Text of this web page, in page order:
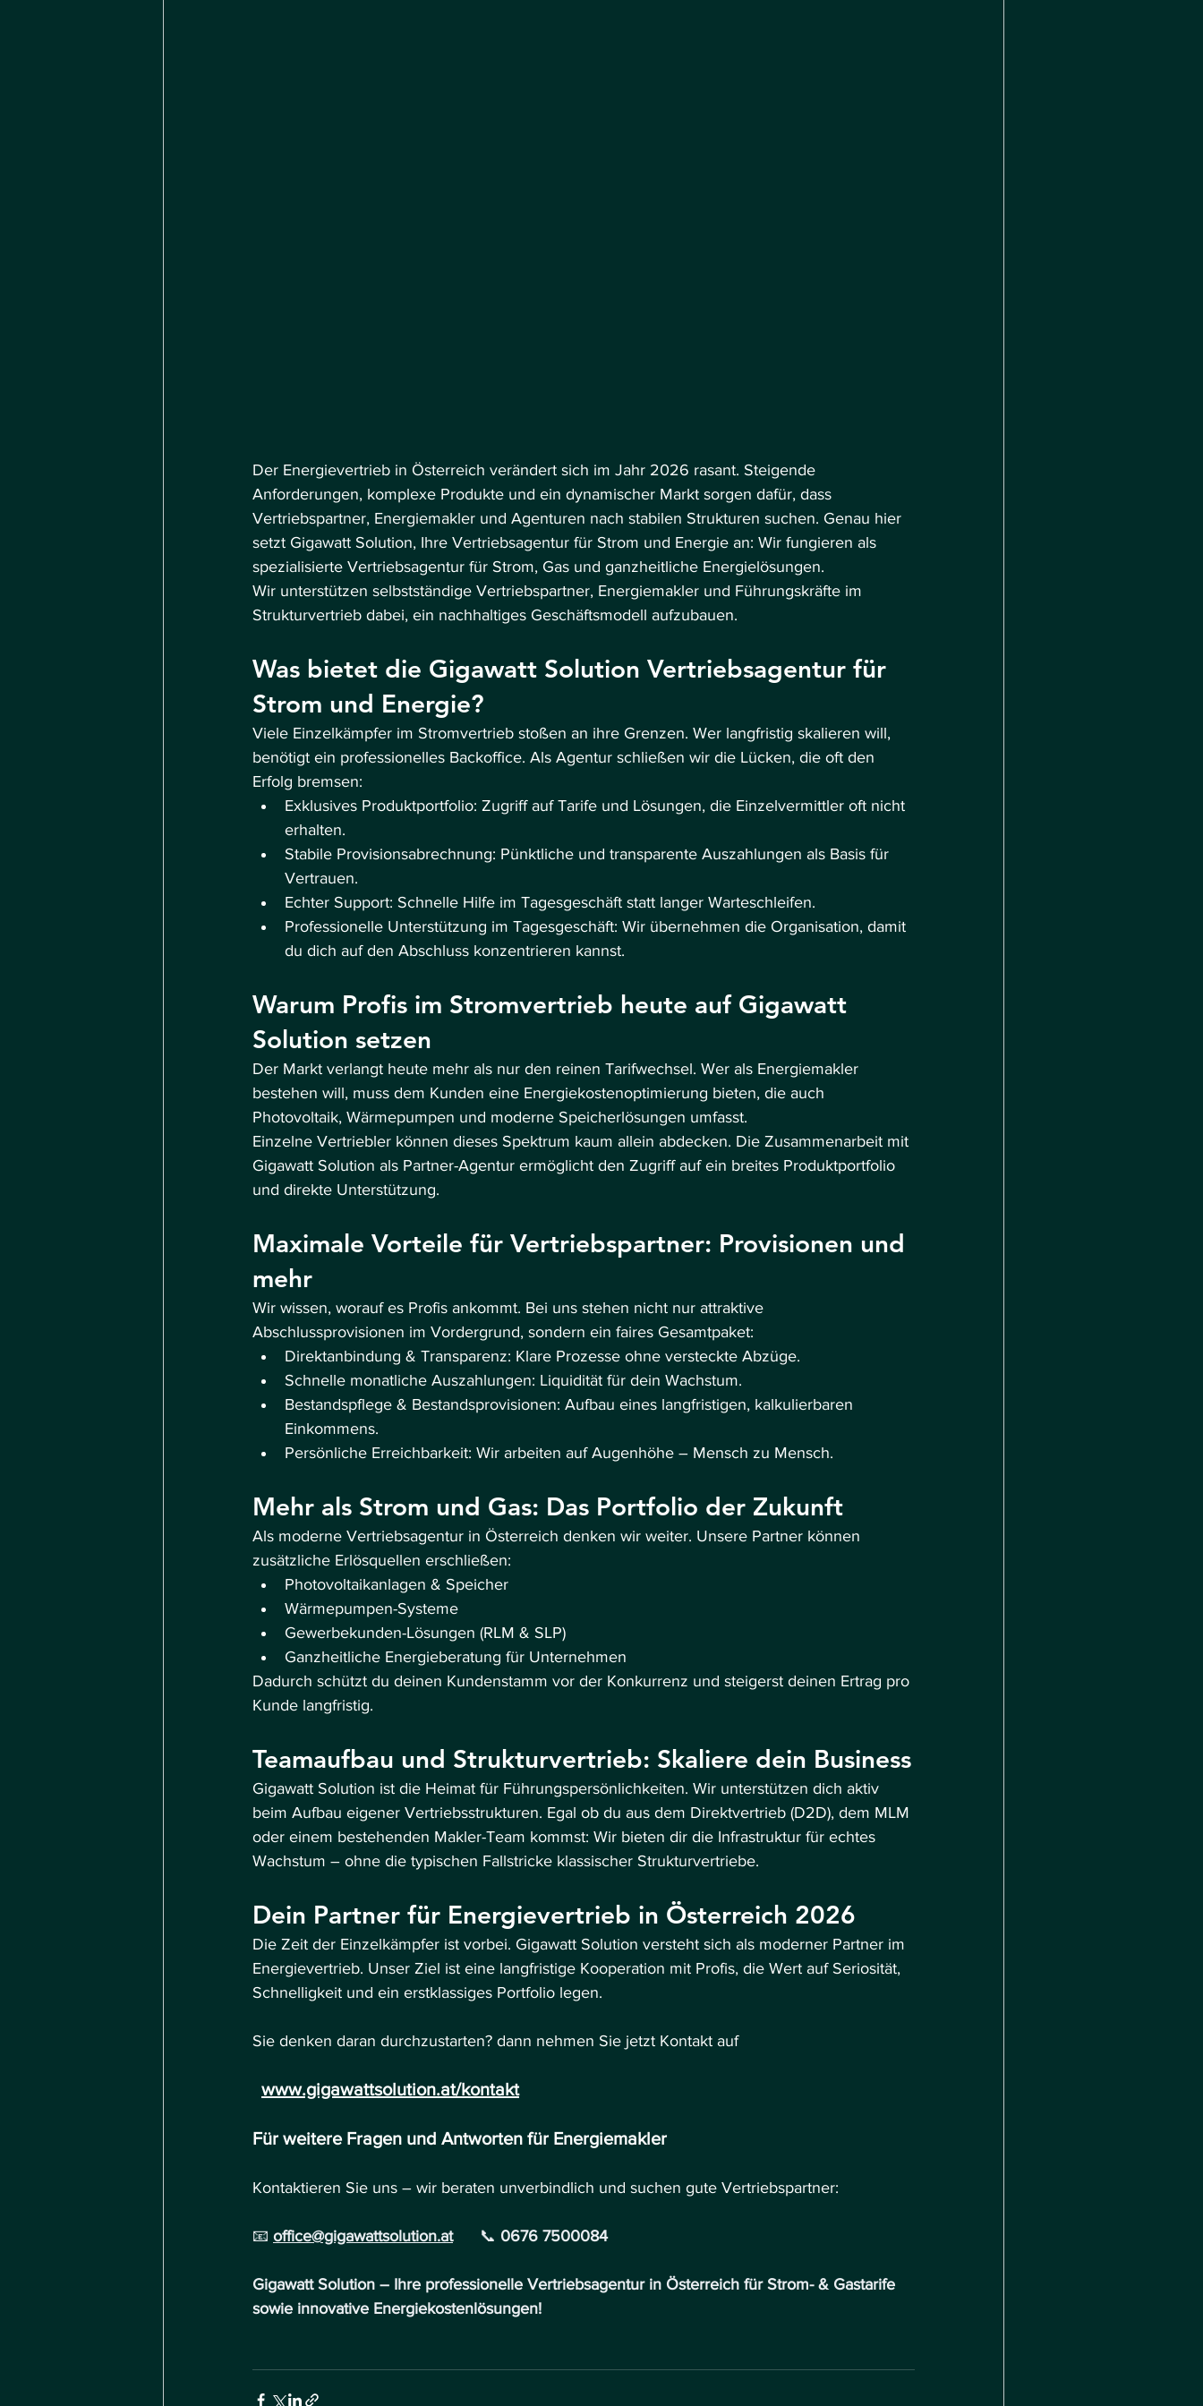
Der Energievertrieb in Österreich verändert sich im Jahr 2026 rasant. Steigende
Anforderungen, komplexe Produkte und ein dynamischer Markt sorgen dafür, dass
Vertriebspartner, Energiemakler und Agenturen nach stabilen Strukturen suchen. Genau hier
setzt Gigawatt Solution, Ihre Vertriebsagentur für Strom und Energie an: Wir fungieren als
spezialisierte Vertriebsagentur für Strom, Gas und ganzheitliche Energielösungen.
Wir unterstützen selbstständige Vertriebspartner, Energiemakler und Führungskräfte im
Strukturvertrieb dabei, ein nachhaltiges Geschäftsmodell aufzubauen.
Was bietet die Gigawatt Solution Vertriebsagentur für
Strom und Energie?
Viele Einzelkämpfer im Stromvertrieb stoßen an ihre Grenzen. Wer langfristig skalieren will,
benötigt ein professionelles Backoffice. Als Agentur schließen wir die Lücken, die oft den
Erfolg bremsen:
Exklusives Produktportfolio: Zugriff auf Tarife und Lösungen, die Einzelvermittler oft nicht
erhalten.
Stabile Provisionsabrechnung: Pünktliche und transparente Auszahlungen als Basis für
Vertrauen.
Echter Support: Schnelle Hilfe im Tagesgeschäft statt langer Warteschleifen.
Professionelle Unterstützung im Tagesgeschäft: Wir übernehmen die Organisation, damit
du dich auf den Abschluss konzentrieren kannst.
Warum Profis im Stromvertrieb heute auf Gigawatt
Solution setzen
Der Markt verlangt heute mehr als nur den reinen Tarifwechsel. Wer als Energiemakler
bestehen will, muss dem Kunden eine Energiekostenoptimierung bieten, die auch
Photovoltaik, Wärmepumpen und moderne Speicherlösungen umfasst.
Einzelne Vertriebler können dieses Spektrum kaum allein abdecken. Die Zusammenarbeit mit
Gigawatt Solution als Partner-Agentur ermöglicht den Zugriff auf ein breites Produktportfolio
und direkte Unterstützung.
Maximale Vorteile für Vertriebspartner: Provisionen und
mehr
Wir wissen, worauf es Profis ankommt. Bei uns stehen nicht nur attraktive
Abschlussprovisionen im Vordergrund, sondern ein faires Gesamtpaket:
Direktanbindung & Transparenz: Klare Prozesse ohne versteckte Abzüge.
Schnelle monatliche Auszahlungen: Liquidität für dein Wachstum.
Bestandspflege & Bestandsprovisionen: Aufbau eines langfristigen, kalkulierbaren
Einkommens.
Persönliche Erreichbarkeit: Wir arbeiten auf Augenhöhe – Mensch zu Mensch.
Mehr als Strom und Gas: Das Portfolio der Zukunft
Als moderne Vertriebsagentur in Österreich denken wir weiter. Unsere Partner können
zusätzliche Erlösquellen erschließen:
Photovoltaikanlagen & Speicher
Wärmepumpen-Systeme
Gewerbekunden-Lösungen (RLM & SLP)
Ganzheitliche Energieberatung für Unternehmen
Dadurch schützt du deinen Kundenstamm vor der Konkurrenz und steigerst deinen Ertrag pro
Kunde langfristig.
Teamaufbau und Strukturvertrieb: Skaliere dein Business
Gigawatt Solution ist die Heimat für Führungspersönlichkeiten. Wir unterstützen dich aktiv
beim Aufbau eigener Vertriebsstrukturen. Egal ob du aus dem Direktvertrieb (D2D), dem MLM
oder einem bestehenden Makler-Team kommst: Wir bieten dir die Infrastruktur für echtes
Wachstum – ohne die typischen Fallstricke klassischer Strukturvertriebe.
Dein Partner für Energievertrieb in Österreich 2026
Die Zeit der Einzelkämpfer ist vorbei. Gigawatt Solution versteht sich als moderner Partner im
Energievertrieb. Unser Ziel ist eine langfristige Kooperation mit Profis, die Wert auf Seriosität,
Schnelligkeit und ein erstklassiges Portfolio legen.
Sie denken daran durchzustarten? dann nehmen Sie jetzt Kontakt auf
www.gigawattsolution.at/kontakt
Für weitere Fragen und Antworten für Energiemakler
Kontaktieren Sie uns – wir beraten unverbindlich und suchen gute Vertriebspartner:
📧 office@gigawattsolution.at 📞 0676 7500084
Gigawatt Solution – Ihre professionelle Vertriebsagentur in Österreich für Strom- & Gastarife
sowie innovative Energiekostenlösungen!